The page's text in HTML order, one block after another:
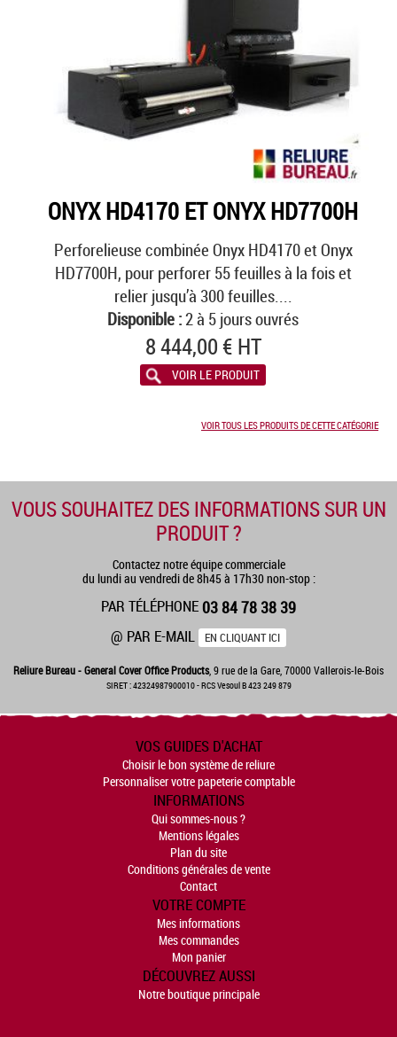
ONYX HD4170 ET ONYX HD7700H
Perforelieuse combinée Onyx HD4170 et Onyx
HD7700H, pour perforer 55 feuilles à la fois et
relier jusqu’à 300 feuilles....
Disponible :2 à 5 jours ouvrés
8 444,00 € HT
VOIR LE PRODUIT
VOIR TOUS LES PRODUITS DE CETTE CATÉGORIE
VOUS SOUHAITEZ DES INFORMATIONS SUR UN
PRODUIT ?
Contactez notre équipe commerciale
du lundi au vendredi de 8h45 à 17h30 non-stop :
PAR TÉLÉPHONE03 84 78 38 39
@ PAR E-MAIL EN CLIQUANT ICI
Reliure Bureau - General Cover Office Products, 9 rue de la Gare, 70000 Vallerois-le-Bois
SIRET : 42324987900010 - RCS Vesoul B 423 249 879
VOS GUIDES D'ACHAT
Choisir le bon système de reliure
Personnaliser votre papeterie comptable
INFORMATIONS
Qui sommes-nous ?
Mentions légales
Plan du site
Conditions générales de vente
Contact
VOTRE COMPTE
Mes informations
Mes commandes
Mon panier
DÉCOUVREZ AUSSI
Notre boutique principale